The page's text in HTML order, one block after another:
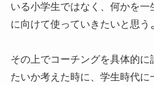
いる小学生ではなく、何かを一
に向けて使っていきたいと思う
その上でコーチングを具体的に
たいか考えた時に、学生時代に